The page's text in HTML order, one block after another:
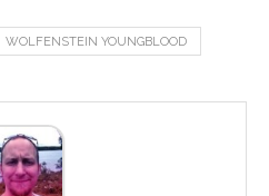
WOLFENSTEIN YOUNGBLOOD